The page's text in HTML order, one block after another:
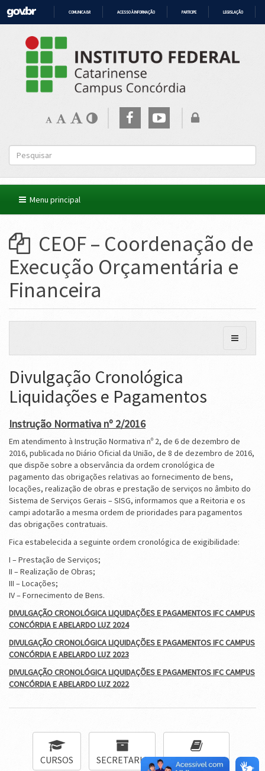
CONTEÚDO
COMUNICA BR ACESSO À INFORMAÇÃO PARTICIPE LEGISLAÇÃO
Menu principal
CEOF – Coordenação de
Execução Orçamentária e
Financeira
Divulgação Cronológica
Liquidações e Pagamentos
Instrução Normativa nº 2/2016
Em atendimento à Instrução Normativa nº 2, de 6 de dezembro de
2016, publicada no Diário Oficial da União, de 8 de dezembro de 2016,
que dispõe sobre a observância da ordem cronológica de
pagamento das obrigações relativas ao fornecimento de bens,
locações, realização de obras e prestação de serviços no âmbito do
Sistema de Serviços Gerais – SISG, informamos que a Reitoria e os
campi adotarão a mesma ordem de prioridades para pagamentos
das obrigações contratuais.
Fica estabelecida a seguinte ordem cronológica de exigibilidade:
I – Prestação de Serviços;
II – Realização de Obras;
III – Locações;
IV – Fornecimento de Bens.
DIVULGAÇÃO CRONOLÓGICA LIQUIDAÇÕES E PAGAMENTOS IFC CAMPUS
CONCÓRDIA E ABELARDO LUZ 2024
DIVULGAÇÃO CRONOLÓGICA LIQUIDAÇÕES E PAGAMENTOS IFC CAMPUS
CONCÓRDIA E ABELARDO LUZ 2023
DIVULGAÇÃO CRONOLÓGICA LIQUIDAÇÕES E PAGAMENTOS IFC CAMPUS
CONCÓRDIA E ABELARDO LUZ 2022
CURSOS SECRETARIA BIBLIOTECA